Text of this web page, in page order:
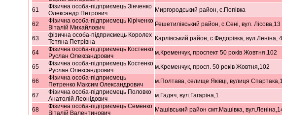
61
Фізична особа-підприємець Зінченко
Олександр Петрович
Миргородський район, с.Попівка
62
Фізична особа-підприємець Кіріченко
Віталій Михайлович
Решетилівський район, с.Сені, вул. Лісова,13
63
фізична особа-підприємець Королех
Тетяна Петрівна
Карлівський район, с.Федорівка, вул.Леніна,
64
Фізична особа-підприємець Костенко
Руслан Олександрович
м.Кременчук, проспект 50 років Жовтня,102
65
Фізична особа-підприємець Костенко
Руслан Олександрович
м.Кременчук, просп. 50 років Жовтня,102
66
Фізична особа-підприємець
Петренко Максим Олександрович
м.Полтава, селище Яківці, вулиця
67
Фізична особа-підприємець Половко
Анатолій Леонідович
м.Гадяч, вул.Гагаріна,1
68
Фізична особа-підприємець Семенко
Віталій Валентинович
Машівський район смт.Машівка,